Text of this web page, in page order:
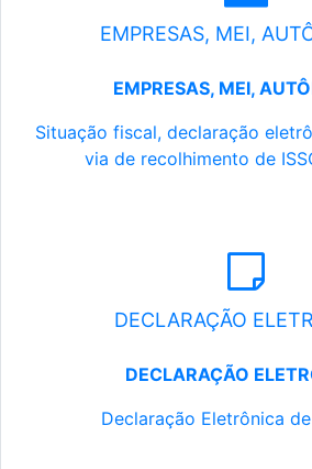
EMPRESAS, MEI,
EMPRESAS, MEI,
Situação fiscal, declaração
via de recolhimento de
DECLARAÇÃO
DECLARAÇÃO
Declaração Eletrônica